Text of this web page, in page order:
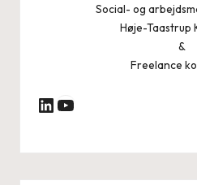
Social- og
Høje-Taastrup
&
Freelance
LinkedIn
YouTube